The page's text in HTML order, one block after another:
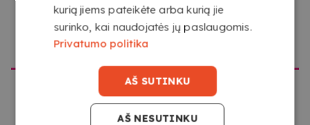
EITI Į COPYKREA USA
kurią jiems pateikėte arba kurią jie
surinko, kai naudojatės jų paslaugomis.
Privatumo politika
AŠ SUTINKU
AŠ NESUTINKU